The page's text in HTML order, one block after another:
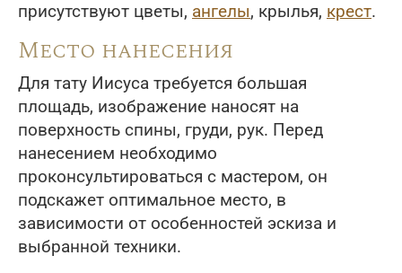
присутствуют цветы, ангелы, крылья, крест.
Место нанесения
Для тату Иисуса требуется большая
площадь, изображение наносят на
поверхность спины, груди, рук. Перед
нанесением необходимо
проконсультироваться с мастером, он
подскажет оптимальное место, в
зависимости от особенностей эскиза и
выбранной техники.